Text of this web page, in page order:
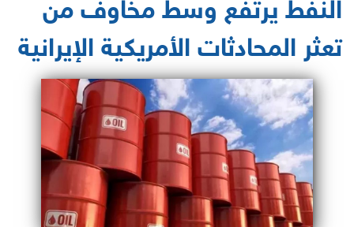
تعثر المحادثات الأمريكية الإيرانية